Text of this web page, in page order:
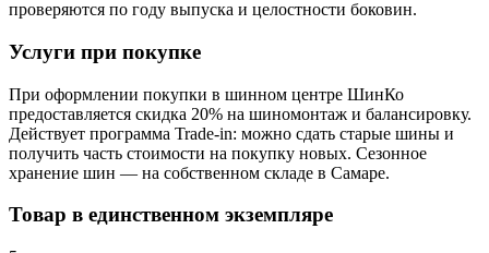
проверяются по году выпуска и целостности боковин.
Услуги при покупке
При оформлении покупки в шинном центре ШинКо
предоставляется скидка 20% на шиномонтаж и балансировку.
Действует программа Trade-in: можно сдать старые шины и
получить часть стоимости на покупку новых. Сезонное
хранение шин — на собственном складе в Самаре.
Товар в единственном экземпляре